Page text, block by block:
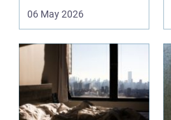
deres helt eget li...
06 May 2026